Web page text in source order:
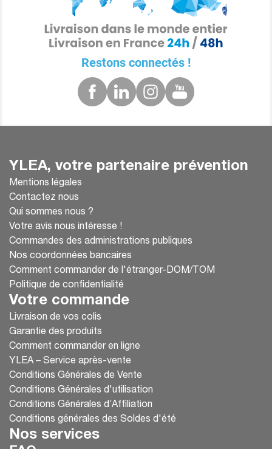
Restons connectés !
YLEA, votre partenaire prévention
Mentions légales
Contactez nous
Qui sommes nous ?
Votre avis nous intéresse !
Commandes des administrations publiques
Nos coordonnées bancaires
Comment commander de l'étranger-DOM/TOM
Politique de confidentialité
Votre commande
Livraison de vos colis
Garantie des produits
Comment commander en ligne
YLEA – Service après-vente
Conditions Générales de Vente
Conditions Générales d'utilisation
Conditions Générales d’Affiliation
Conditions générales des Soldes d'été
Nos services